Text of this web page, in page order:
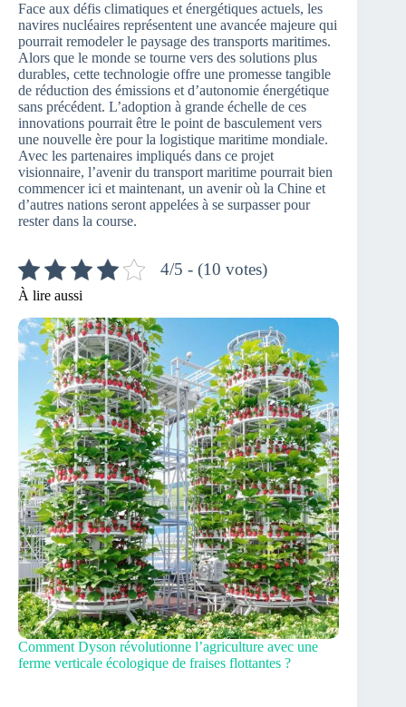
Face aux défis climatiques et énergétiques actuels, les
navires nucléaires représentent une avancée majeure qui
pourrait remodeler le paysage des transports maritimes.
Alors que le monde se tourne vers des solutions plus
durables, cette technologie offre une promesse tangible
de réduction des émissions et d’autonomie énergétique
sans précédent. L’adoption à grande échelle de ces
innovations pourrait être le point de basculement vers
une nouvelle ère pour la logistique maritime mondiale.
Avec les partenaires impliqués dans ce projet
visionnaire, l’avenir du transport maritime pourrait bien
commencer ici et maintenant, un avenir où la Chine et
d’autres nations seront appelées à se surpasser pour
rester dans la course.
4/5 - (10 votes)
À lire aussi
Comment Dyson révolutionne l’agriculture avec une
ferme verticale écologique de fraises flottantes ?